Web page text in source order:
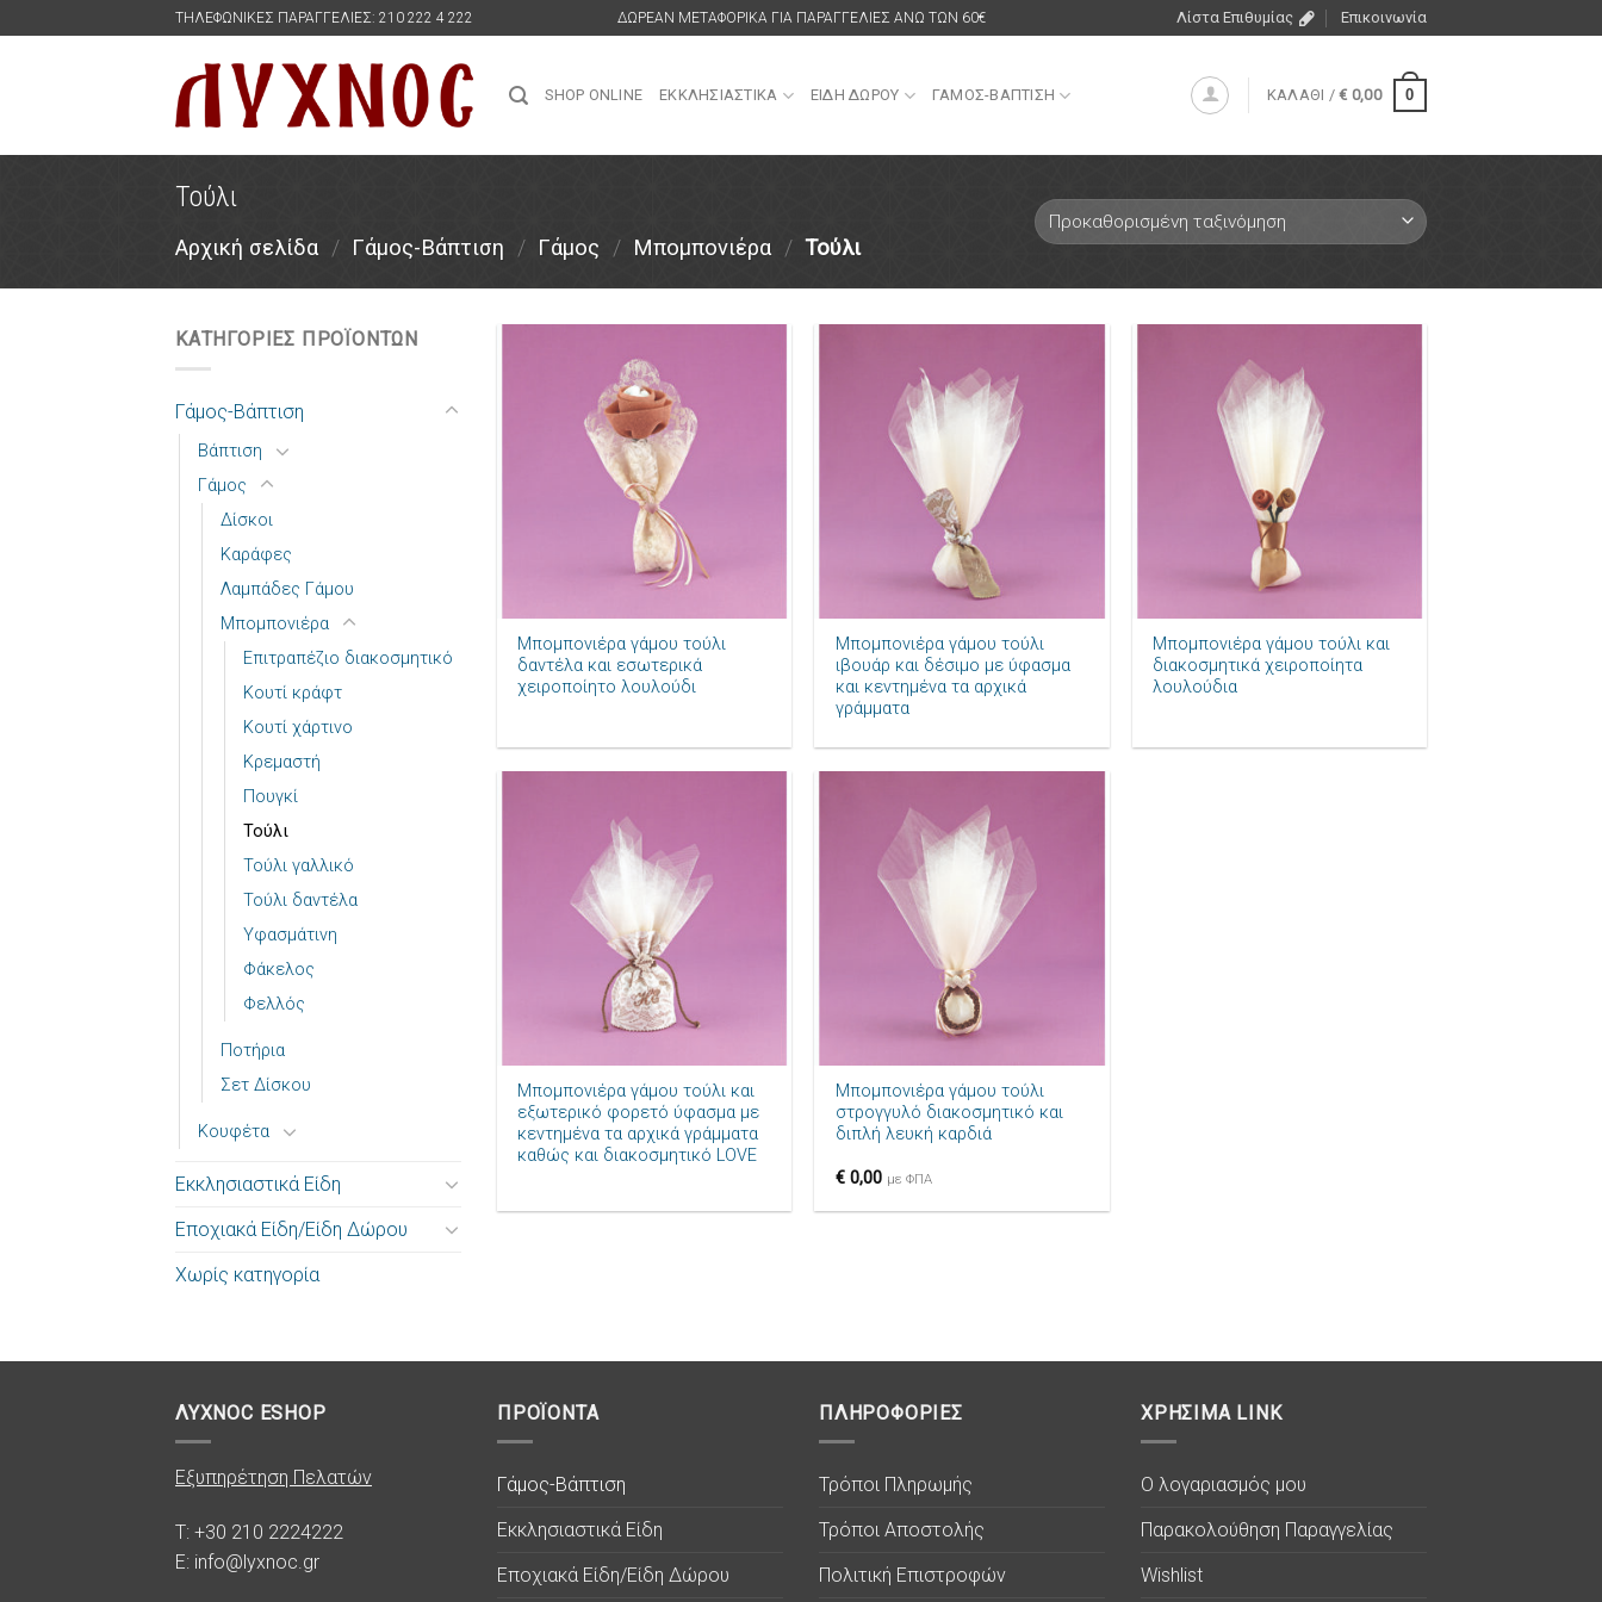
ΤΗΛΕΦΩΝΙΚΕΣ ΠΑΡΑΓΓΕΛΙΕΣ: 210 222 4 222 ΔΩΡΕΑΝ ΜΕΤΑΦΟΡΙΚΑ ΓΙΑ ΠΑΡΑΓΓΕΛΙΕΣ ΑΝΩ ΤΩΝ 60€ Λίστα Επιθυμίας Επικοινωνία
SHOP ONLINE ΕΚΚΛΗΣΙΑΣΤΙΚΑ ΕΙΔΗ ΔΩΡΟΥ ΓΑΜΟΣ-ΒΑΠΤΙΣΗ ΚΑΛΑΘΙ /€ 0,00 0
Τούλι
Αρχική σελίδα / Γάμος-Βάπτιση / Γάμος / Μπομπονιέρα / Τούλι
ΚΑΤΗΓΟΡΙΕΣ ΠΡΟΪΟΝΤΩΝ
Γάμος-Βάπτιση
Βάπτιση
Γάμος
Δίσκοι
Καράφες
Λαμπάδες Γάμου
Μπομπονιέρα
Επιτραπέζιο διακοσμητικό
Κουτί κράφτ
Κουτί χάρτινο
Κρεμαστή
Πουγκί
Τούλι
Τούλι γαλλικό
Τούλι δαντέλα
Υφασμάτινη
Φάκελος
Φελλός
Ποτήρια
Σετ Δίσκου
Κουφέτα
Εκκλησιαστικά Είδη
Εποχιακά Είδη/Είδη Δώρου
Χωρίς κατηγορία
Μπομπονιέρα γάμου τούλι
δαντέλα και εσωτερικά
χειροποίητο λουλούδι
Μπομπονιέρα γάμου τούλι
ιβουάρ και δέσιμο με ύφασμα
και κεντημένα τα αρχικά
γράμματα
Μπομπονιέρα γάμου τούλι και
διακοσμητικά χειροποίητα
λουλούδια
Μπομπονιέρα γάμου τούλι και
εξωτερικό φορετό ύφασμα με
κεντημένα τα αρχικά γράμματα
καθώς και διακοσμητικό LOVE
στην λίστα
Μπομπονιέρα γάμου τούλι
στρογγυλό διακοσμητικό και
διπλή λευκή καρδιά
€0,00 με ΦΠΑ
ΛΥΧΝΟC ESHOP
Εξυπηρέτηση Πελατών
T: +30 210 2224222
E: info@lyxnoc.gr
ΠΡΟΪΟΝΤΑ
Γάμος-Βάπτιση
Εκκλησιαστικά Είδη
Εποχιακά Είδη/Είδη Δώρου
ΠΛΗΡΟΦΟΡΙΕΣ
Τρόποι Πληρωμής
Τρόποι Αποστολής
Πολιτική Επιστροφών
ΧΡΗΣΙΜΑ LINK
Ο λογαριασμός μου
Παρακολούθηση Παραγγελίας
Wishlist